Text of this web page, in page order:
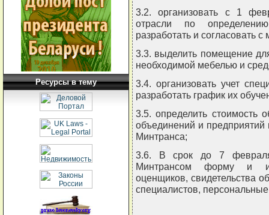
Ресурсы в тему
3.2. организовать с 1
отрасли по
разработать и согласовать
3.3. выделить помещение
необходимой мебелью и
3.4. организовать учет
разработать график их
3.5. определить стоимость
объединений и
Минтранса;
3.6. В срок до 7 февраля
Минтрансом форму и
оценщиков, свидетельства
специалистов,